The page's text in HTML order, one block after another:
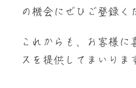
の機会にぜひご登録く
これからも、お客様に
スを提供してまいりま